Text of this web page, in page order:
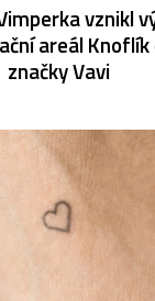
vznikl
areál Knoflík
značky Vavi